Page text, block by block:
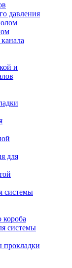
давления
и
для
системы
короба
системы
прокладки